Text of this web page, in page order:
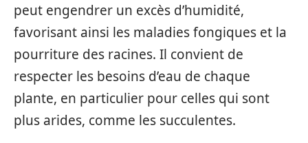
peut engendrer un excès d’humidité,
favorisant ainsi les maladies fongiques et la
pourriture des racines. Il convient de
respecter les besoins d’eau de chaque
plante, en particulier pour celles qui sont
plus arides, comme les succulentes.